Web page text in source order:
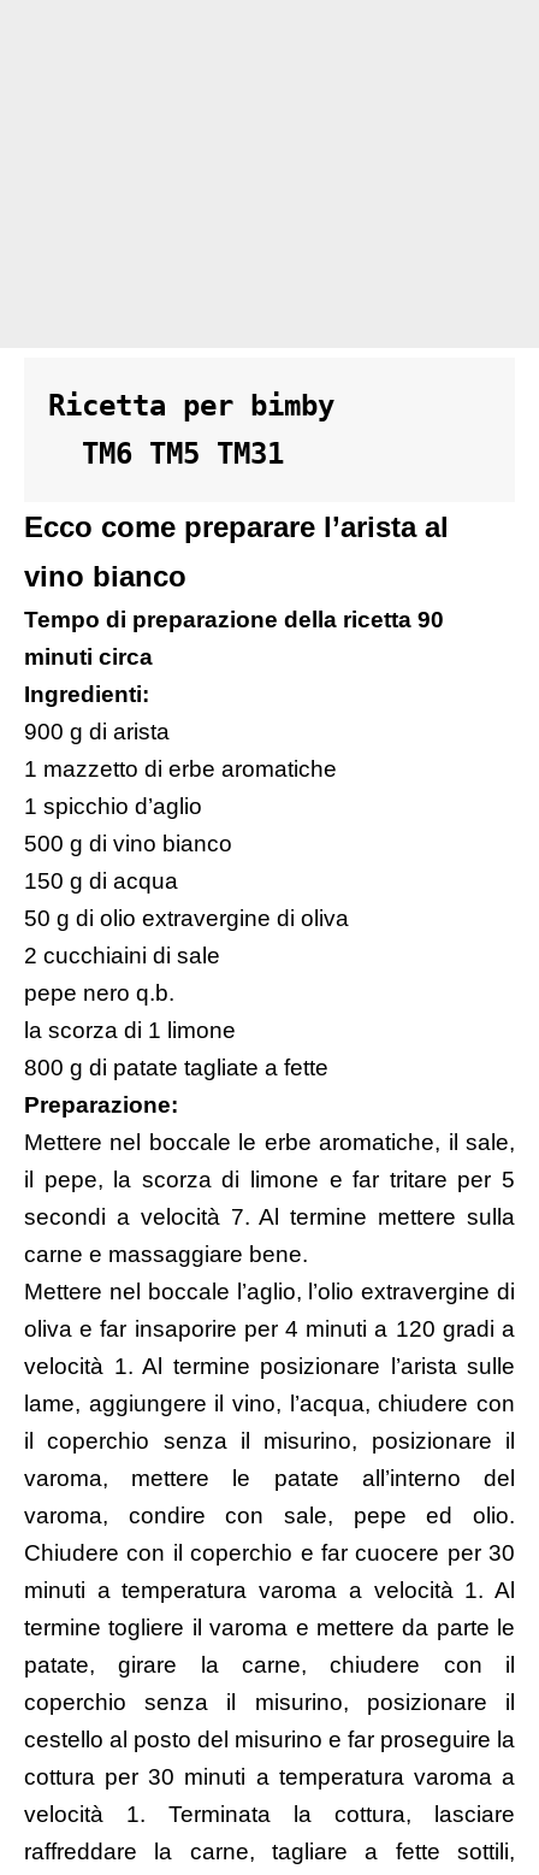
Ricetta per bimby
  TM6 TM5 TM31
Ecco come preparare l’arista al
vino bianco
Tempo di preparazione della ricetta 90
minuti circa
Ingredienti:
900 g di arista
1 mazzetto di erbe aromatiche
1 spicchio d’aglio
500 g di vino bianco
150 g di acqua
50 g di olio extravergine di oliva
2 cucchiaini di sale
pepe nero q.b.
la scorza di 1 limone
800 g di patate tagliate a fette
Preparazione:
Mettere nel boccale le erbe aromatiche, il sale,
il pepe, la scorza di limone e far tritare per 5
secondi a velocità 7. Al termine mettere sulla
carne e massaggiare bene.
Mettere nel boccale l’aglio, l’olio extravergine di
oliva e far insaporire per 4 minuti a 120 gradi a
velocità 1. Al termine posizionare l’arista sulle
lame, aggiungere il vino, l’acqua, chiudere con
il coperchio senza il misurino, posizionare il
varoma, mettere le patate all’interno del
varoma, condire con sale, pepe ed olio.
Chiudere con il coperchio e far cuocere per 30
minuti a temperatura varoma a velocità 1. Al
termine togliere il varoma e mettere da parte le
patate, girare la carne, chiudere con il
coperchio senza il misurino, posizionare il
cestello al posto del misurino e far proseguire la
cottura per 30 minuti a temperatura varoma a
velocità 1. Terminata la cottura, lasciare
raffreddare la carne, tagliare a fette sottili,